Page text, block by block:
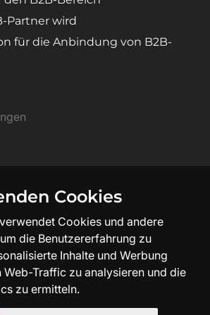
Partner wird
für die Anbindung von B2B-
Design der Website:
Cookies
Cookies und andere
die Benutzererfahrung zu
Inhalte und Werbung
Web-Traffic zu analysieren und die
zu ermitteln.